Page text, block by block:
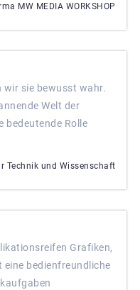
MW MEDIA WORKSHOP
wir sie bewusst wahr.
Welt der
bedeutende Rolle
Technik und Wissenschaft
Grafiken,
bedienfreundliche